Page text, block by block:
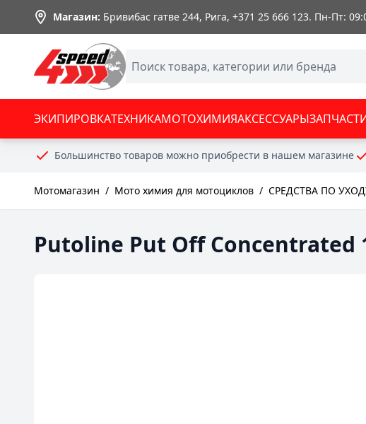
Skip to Content
Магазин: Бривибас гатве 244, Рига, +371 25 666 123. Пн-Пт:
ЭКИПИРОВКАТЕХНИКАМОТОХИМИЯАКСЕССУАРЫ
Большинство товаров можно приобрести в нашем магазине
Мотомагазин / Мото химия для мотоциклов / СРЕДСТВА ПО
Putoline Put Off Concentrated